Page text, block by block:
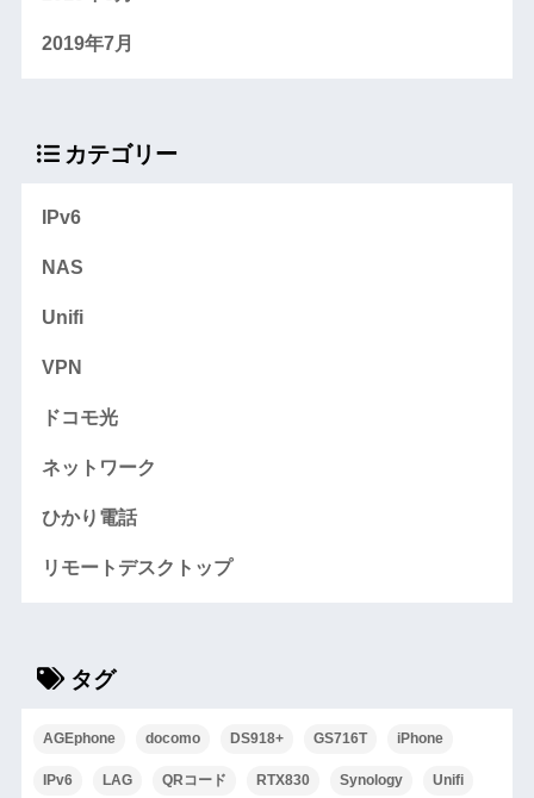
2019年7月
カテゴリー
IPv6
NAS
Unifi
VPN
ドコモ光
ネットワーク
ひかり電話
リモートデスクトップ
タグ
AGEphone docomo DS918+ GS716T iPhone
IPv6 LAG QRコード RTX830 Synology Unifi